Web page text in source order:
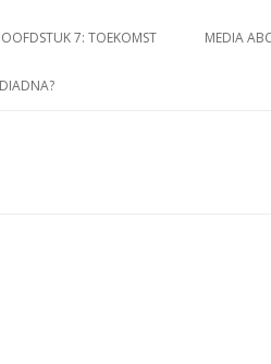
7: TOEKOMST MEDIA ABC